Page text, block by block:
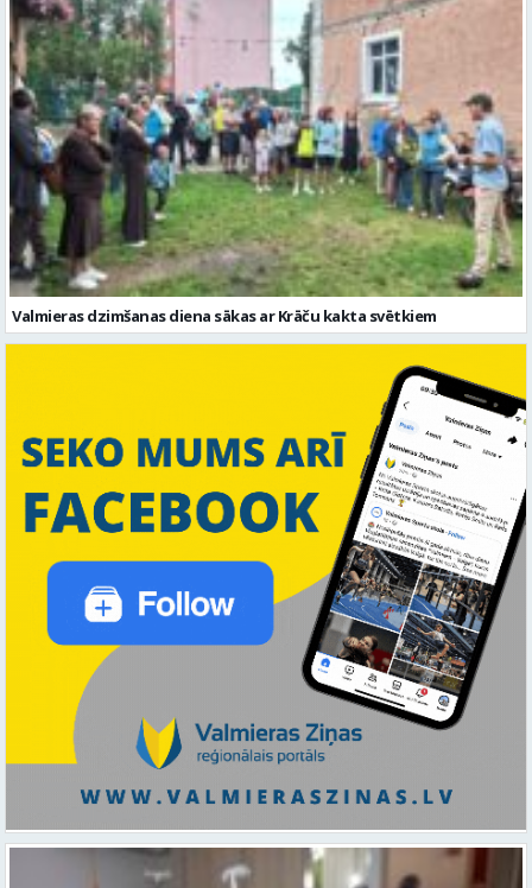
Valmieras dzimšanas diena sākas ar Krāču kakta svētkiem